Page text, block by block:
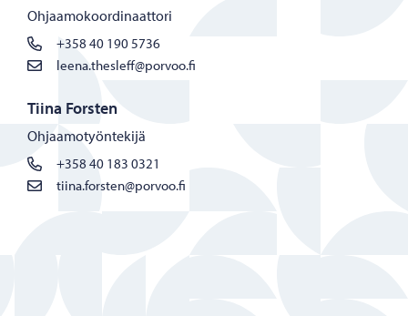
Ohjaamokoordinaattori
+358 40 190 5736
leena.thesleff@porvoo.fi
Tiina Forsten
Ohjaamotyöntekijä
+358 40 183 0321
tiina.forsten@porvoo.fi